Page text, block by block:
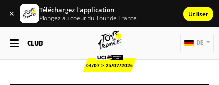
✕ Téléchargez l'application
Plongez au coeur du Tour de France Utiliser
CLUB
04/07 > 26/07/2026
DE